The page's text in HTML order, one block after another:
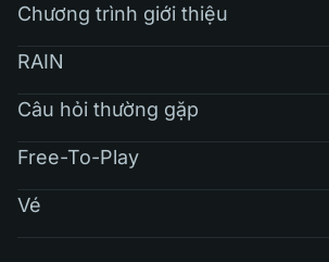
Chương trình giới thiệu
RAIN
Câu hỏi thường gặp
Free-To-Play
Vé